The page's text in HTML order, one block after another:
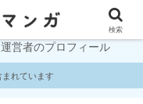
お問い合わせ
運営者のプロフィール
れています
検索